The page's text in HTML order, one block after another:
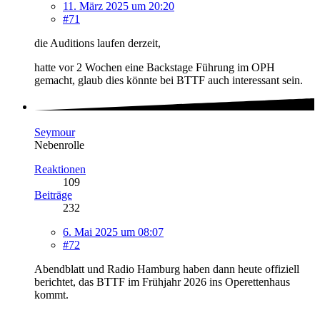
11. März 2025 um 20:20
#71
die Auditions laufen derzeit,
hatte vor 2 Wochen eine Backstage Führung im OPH
gemacht, glaub dies könnte bei BTTF auch interessant sein.
Seymour
Nebenrolle
Reaktionen
109
Beiträge
232
6. Mai 2025 um 08:07
#72
Abendblatt und Radio Hamburg haben dann heute offiziell
berichtet, das BTTF im Frühjahr 2026 ins Operettenhaus
kommt.